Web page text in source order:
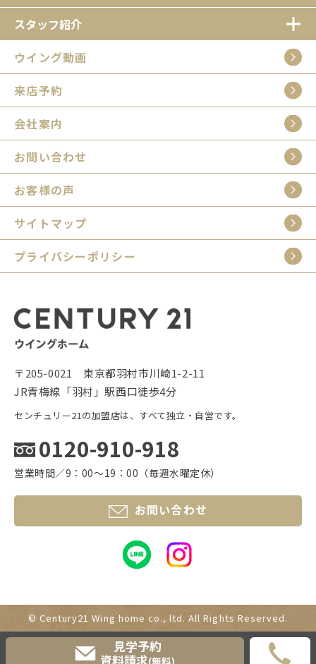
スタッフ紹介
ウイング動画
来店予約
会社案内
お問い合わせ
お客様の声
サイトマップ
プライバシーポリシー
〒205-0021 東京都羽村市川崎1-2-11
JR青梅線「羽村」駅西口徒歩4分
センチュリー21の加盟店は、すべて独立・自営です。
0120-910-918
営業時間／9：00〜19：00（毎週水曜定休）
お問い合わせ
© Century21 Wing home co., ltd.All Rights Reserved.
見学予約
資料請求(無料)